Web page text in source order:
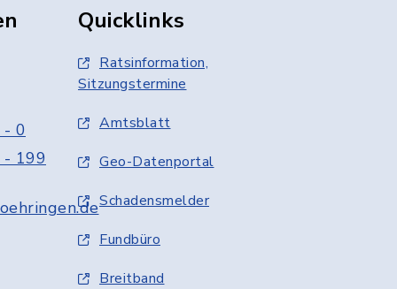
0
199
Quicklinks
Ratsinformation,
Sitzungstermine
Amtsblatt
Geo-Datenportal
Schadensmelder
Fundbüro
Breitband